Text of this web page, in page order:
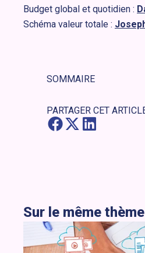
Budget global et quotidien :
Schéma valeur totale :
SOMMAIRE
PARTAGER CET
Sur le même thème